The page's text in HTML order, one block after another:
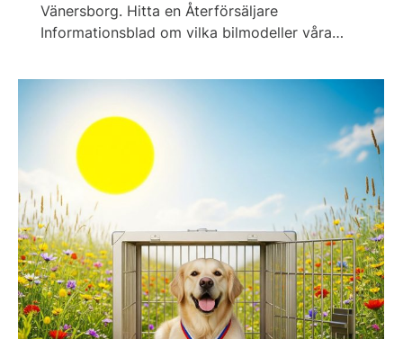
Vänersborg. Hitta en Återförsäljare
Informationsblad om vilka bilmodeller våra…